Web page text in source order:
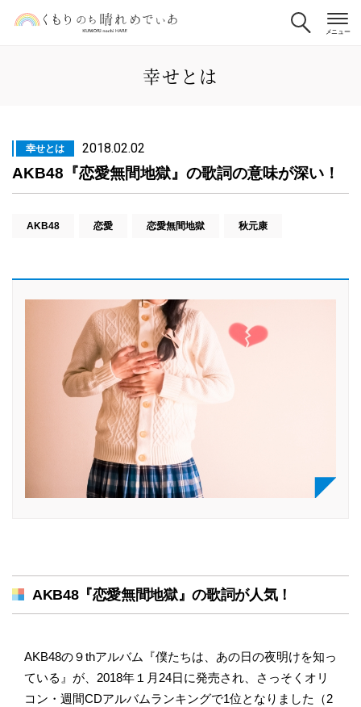
幸せとは
幸せとは 2018.02.02
AKB48『恋愛無間地獄』の歌詞の意味が深い！
AKB48 恋愛 恋愛無間地獄 秋元康
AKB48『恋愛無間地獄』の歌詞が人気！
AKB48の９thアルバム『僕たちは、あの日の夜明けを知っ
ている』が、2018年１月24日に発売され、さっそくオリ
コン・週間CDアルバムランキングで1位となりました（2